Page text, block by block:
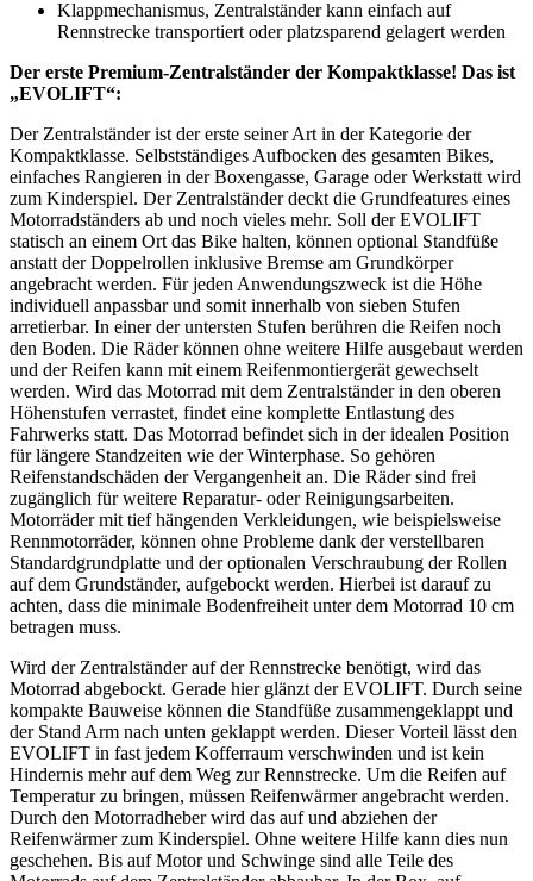
Klappmechanismus, Zentralständer kann einfach auf
Rennstrecke transportiert oder platzsparend gelagert werden
Der erste Premium-Zentralständer der Kompaktklasse! Das ist
„EVOLIFT“:
Der Zentralständer ist der erste seiner Art in der Kategorie der
Kompaktklasse. Selbstständiges Aufbocken des gesamten Bikes,
einfaches Rangieren in der Boxengasse, Garage oder Werkstatt wird
zum Kinderspiel. Der Zentralständer deckt die Grundfeatures eines
Motorradständers ab und noch vieles mehr. Soll der EVOLIFT
statisch an einem Ort das Bike halten, können optional Standfüße
anstatt der Doppelrollen inklusive Bremse am Grundkörper
angebracht werden. Für jeden Anwendungszweck ist die Höhe
individuell anpassbar und somit innerhalb von sieben Stufen
arretierbar. In einer der untersten Stufen berühren die Reifen noch
den Boden. Die Räder können ohne weitere Hilfe ausgebaut werden
und der Reifen kann mit einem Reifenmontiergerät gewechselt
werden. Wird das Motorrad mit dem Zentralständer in den oberen
Höhenstufen verrastet, findet eine komplette Entlastung des
Fahrwerks statt. Das Motorrad befindet sich in der idealen Position
für längere Standzeiten wie der Winterphase. So gehören
Reifenstandschäden der Vergangenheit an. Die Räder sind frei
zugänglich für weitere Reparatur- oder Reinigungsarbeiten.
Motorräder mit tief hängenden Verkleidungen, wie beispielsweise
Rennmotorräder, können ohne Probleme dank der verstellbaren
Standardgrundplatte und der optionalen Verschraubung der Rollen
auf dem Grundständer, aufgebockt werden. Hierbei ist darauf zu
achten, dass die minimale Bodenfreiheit unter dem Motorrad 10 cm
betragen muss.
Wird der Zentralständer auf der Rennstrecke benötigt, wird das
Motorrad abgebockt. Gerade hier glänzt der EVOLIFT. Durch seine
kompakte Bauweise können die Standfüße zusammengeklappt und
der Stand Arm nach unten geklappt werden. Dieser Vorteil lässt den
EVOLIFT in fast jedem Kofferraum verschwinden und ist kein
Hindernis mehr auf dem Weg zur Rennstrecke. Um die Reifen auf
Temperatur zu bringen, müssen Reifenwärmer angebracht werden.
Durch den Motorradheber wird das auf und abziehen der
Reifenwärmer zum Kinderspiel. Ohne weitere Hilfe kann dies nun
geschehen. Bis auf Motor und Schwinge sind alle Teile des